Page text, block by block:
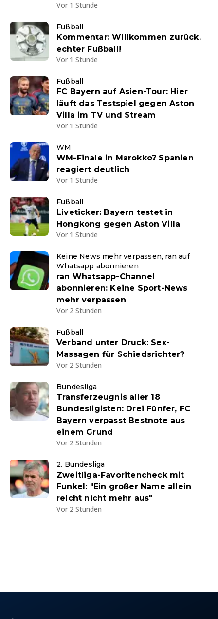
Vor 1 Stunde
Fußball
Kommentar: Willkommen zurück,
echter Fußball!
Vor 1 Stunde
Fußball
FC Bayern auf Asien-Tour: Hier
läuft das Testspiel gegen Aston
Villa im TV und Stream
Vor 1 Stunde
WM
WM-Finale in Marokko? Spanien
reagiert deutlich
Vor 1 Stunde
Fußball
Liveticker: Bayern testet in
Hongkong gegen Aston Villa
Vor 1 Stunde
Keine News mehr verpassen, ran auf
Whatsapp abonnieren
ran Whatsapp-Channel
abonnieren: Keine Sport-News
mehr verpassen
Vor 2 Stunden
Fußball
Verband unter Druck: Sex-
Massagen für Schiedsrichter?
Vor 2 Stunden
Bundesliga
Transferzeugnis aller 18
Bundesligisten: Drei Fünfer, FC
Bayern verpasst Bestnote aus
einem Grund
Vor 2 Stunden
2. Bundesliga
Zweitliga-Favoritencheck mit
Funkel: "Ein großer Name allein
reicht nicht mehr aus"
Vor 2 Stunden